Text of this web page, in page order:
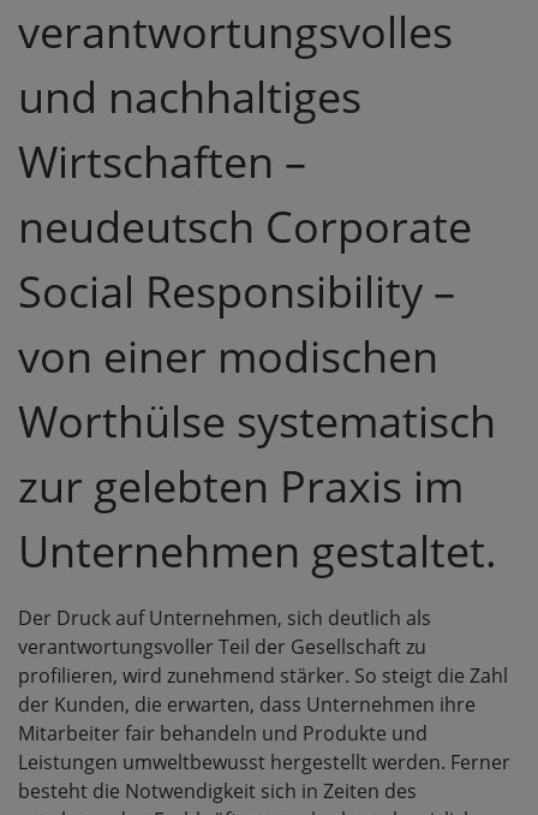
verantwortungsvolles
und nachhaltiges
Wirtschaften –
neudeutsch Corporate
Social Responsibility –
von einer modischen
Worthülse systematisch
zur gelebten Praxis im
Unternehmen gestaltet.
Der Druck auf Unternehmen, sich deutlich als
verantwortungsvoller Teil der Gesellschaft zu
profilieren, wird zunehmend stärker. So steigt die Zahl
der Kunden, die erwarten, dass Unternehmen ihre
Mitarbeiter fair behandeln und Produkte und
Leistungen umweltbewusst hergestellt werden. Ferner
besteht die Notwendigkeit sich in Zeiten des